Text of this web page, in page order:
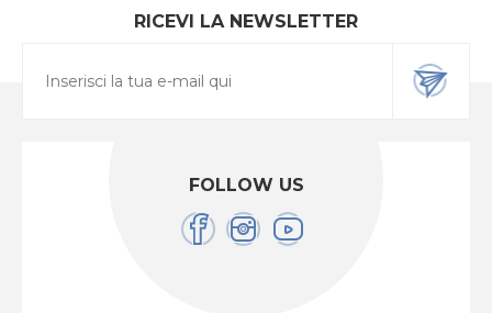
RICEVI LA NEWSLETTER
FOLLOW US